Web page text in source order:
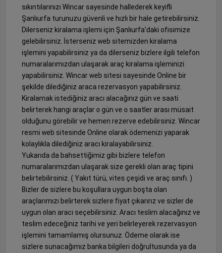
sıkıntılarınızı Wincar sayesinde hallederek keyifli
Şanlıurfa turunuzu güvenli ve hızlı bir hale getirebilirsiniz.
Dilerseniz kiralama işlemi için Şanlıurfa’daki ofisimize
gelebilirsiniz. İsterseniz web sitemizden kiralama
işlemini yapabilirsiniz ya da dilerseniz bizlere ilgili telefon
numaralarımızdan ulaşarak araç kiralama işleminizi
yapabilirsiniz. Wincar web sitesi sayesinde Online bir
şekilde dilediğiniz araca rezervasyon yapabilirsiniz.
Kiralamak istediğiniz aracı alacağınız gün ve saati
belirterek hangi araçlar o gün ve o saatler arası müsait
olduğunu görebilir ve hemen rezerve edebilirsiniz. Wincar
resmi web sitesinde Online olarak ödemenizi yaparak
kolaylıkla dilediğiniz aracı kiralayabilirsiniz.
Yukarıda da bahsettiğimiz gibi bizlere telefon
numaralarımızdan ulaşarak size gerekli olan araç tipini
belirtebilirsiniz. ( Yakıt türü, vites çeşidi ve araç sınıfı. )
Bizler de sizlere bu koşullara uygun boşta olan
araçlarımızı belirterek sizlere fiyat çıkarırız ve sizler de
uygun olan aracı seçebilirsiniz. Aracı teslim alacağınız ve
teslim edeceğiniz tarihi ve yeri belirleyerek rezervasyon
işlemini tamamlamış olursunuz. Ödeme olarak ise
sizlere sunacağımız banka bilgileri doğrultusunda ya da